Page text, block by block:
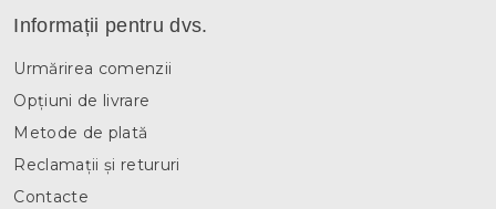
Informații pentru dvs.
Urmărirea comenzii
Opțiuni de livrare
Metode de plată
Reclamații și retururi
Contacte